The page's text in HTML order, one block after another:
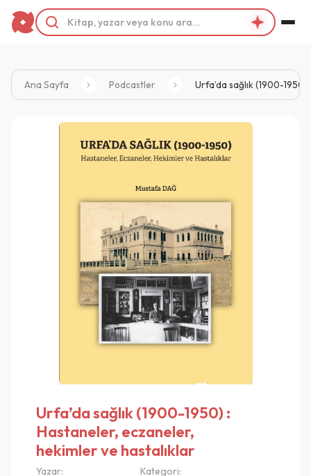
Ana Sayfa Podcastler Urfa’da sağlık (1900-
Urfa’da sağlık (1900-1950) :
Hastaneler, eczaneler,
hekimler ve hastalıklar
Yazar: Kategori: